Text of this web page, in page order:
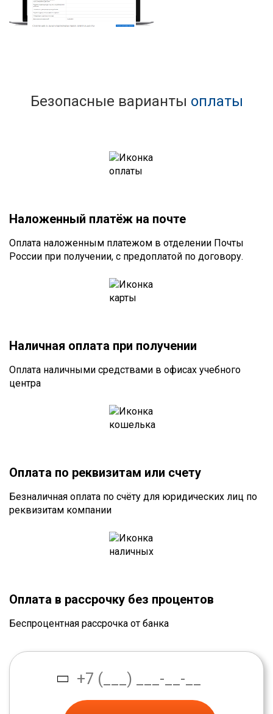
Безопасные варианты оплаты
Наложенный платёж на почте
Оплата наложенным платежом в отделении Почты
России при получении, с предоплатой по договору.
Наличная оплата при получении
Оплата наличными средствами в офисах учебного
центра
Оплата по реквизитам или счету
Безналичная оплата по счёту для юридических лиц по
реквизитам компании
Оплата в рассрочку без процентов
Беспроцентная рассрочка от банка